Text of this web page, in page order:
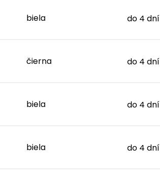
biela do 4 dní
čierna do 4 dní
biela do 4 dní
biela do 4 dní